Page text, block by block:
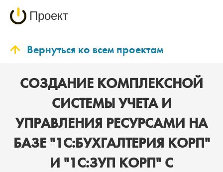
Проект
Вернуться ко всем проектам
СОЗДАНИЕ КОМПЛЕКСНОЙ
СИСТЕМЫ УЧЕТА И
УПРАВЛЕНИЯ РЕСУРСАМИ НА
БАЗЕ "1С:БУХГАЛТЕРИЯ КОРП"
И "1С:ЗУП КОРП" С